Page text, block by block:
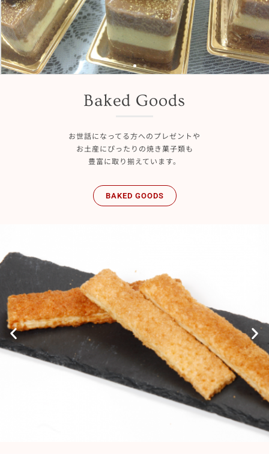
Baked Goods
お世話になってる方へのプレゼントや
お土産にぴったりの焼き菓子類も
豊富に取り揃えています。
BAKED GOODS